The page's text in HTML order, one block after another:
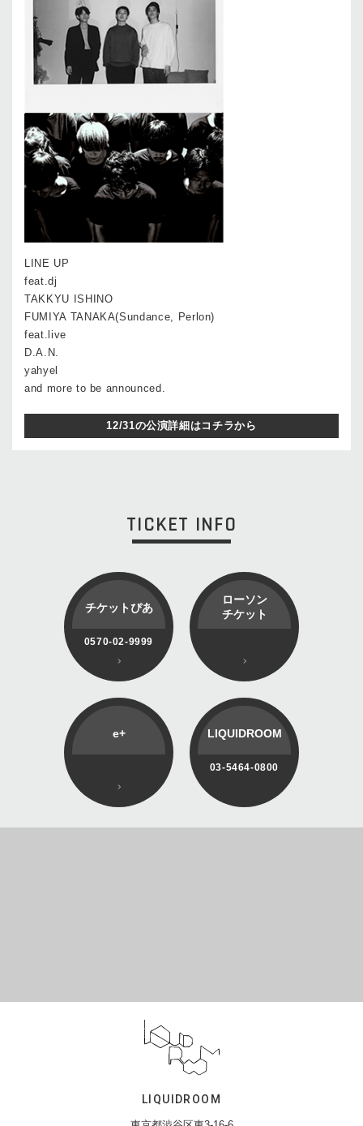
LINE UP
feat.dj
TAKKYU ISHINO
FUMIYA TANAKA(Sundance, Perlon)
feat.live
D.A.N.
yahyel
and more to be announced.
12/31の公演詳細はコチラから
TICKET INFO
チケットぴあ
0570-02-9999
ローソン
チケット
e+ LIQUIDROOM
03-5464-0800
LIQUIDROOM